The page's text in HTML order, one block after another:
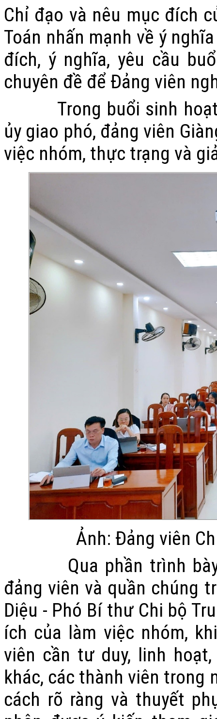
Chỉ đạo và nêu mục đích
Toán nhấn mạnh về ý
đích, ý nghĩa, yêu cầu
chuyên đề để Đảng viên
Trong buổi sinh hoạt
ủy giao phó, đảng viên
việc nhóm, thực trạng và
Ảnh: Đảng viên
Qua phần trình bày
đảng viên và quần chúng
Diệu - Phó Bí thư Chi bộ
ích của làm việc nhóm,
viên cần tư duy, linh
khác, các thành viên trong
cách rõ ràng và thuyết